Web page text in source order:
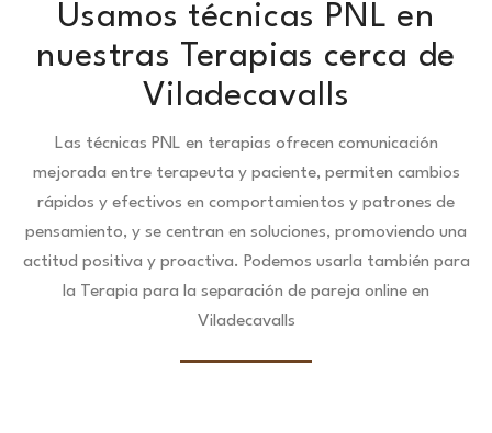
Usamos técnicas PNL en
nuestras Terapias cerca de
Viladecavalls
Las técnicas PNL en terapias ofrecen comunicación
mejorada entre terapeuta y paciente, permiten cambios
rápidos y efectivos en comportamientos y patrones de
pensamiento, y se centran en soluciones, promoviendo una
actitud positiva y proactiva. Podemos usarla también para
la Terapia para la separación de pareja online en
Viladecavalls